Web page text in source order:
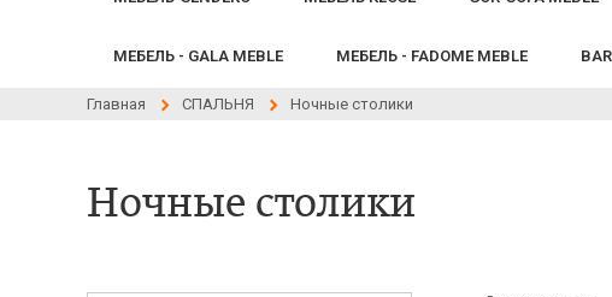
МЕБЕЛЬ - GALA MEBLE МЕБЕЛЬ - FADOME MEBLE
Главная СПАЛЬНЯ Ночные столики
Ночные столики